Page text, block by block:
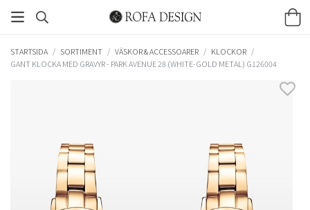
STARTSIDA / SORTIMENT / VÄSKOR & ACCESSOARER / KLOCKOR /
GANT KLOCKA MED GRAVYR - PARK AVENUE 28 (WHITE-GOLD METAL) G126004